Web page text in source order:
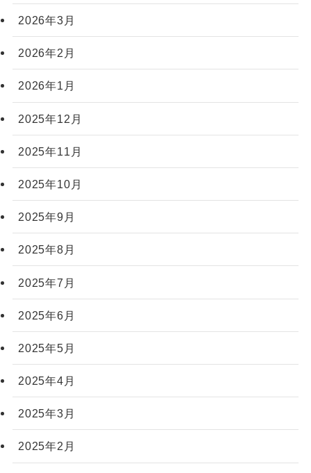
2026年3月
2026年2月
2026年1月
2025年12月
2025年11月
2025年10月
2025年9月
2025年8月
2025年7月
2025年6月
2025年5月
2025年4月
2025年3月
2025年2月